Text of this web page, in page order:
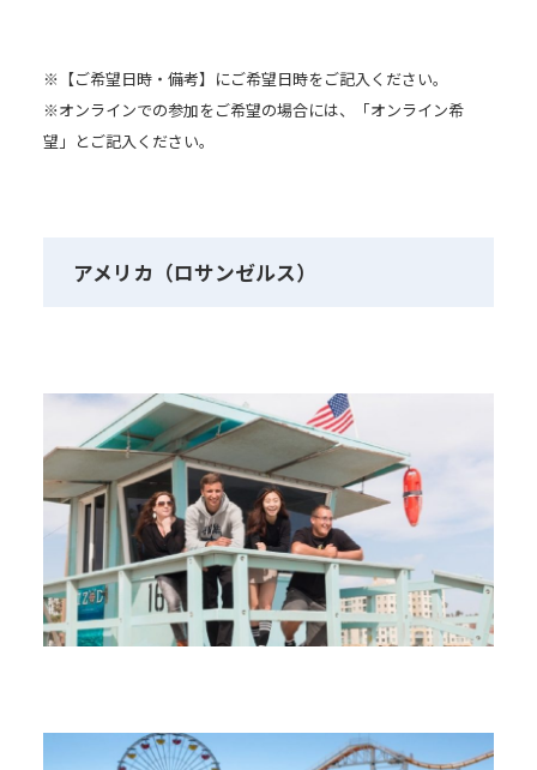
※【ご希望日時・備考】にご希望日時をご記入ください。
※オンラインでの参加をご希望の場合には、「オンライン希
望」とご記入ください。
アメリカ（ロサンゼルス）